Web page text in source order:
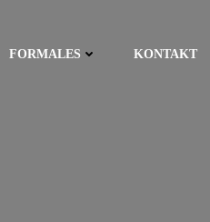
FORMALES KONTAKT